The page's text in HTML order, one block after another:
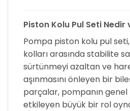
Piston Kolu Pul Seti Nedir
Pompa piston kolu pul
kolları arasında stabilite
sürtünmeyi azaltan ve
aşınmasını önleyen bir
parçalar, pompanın genel
etkileyen büyük bir rol